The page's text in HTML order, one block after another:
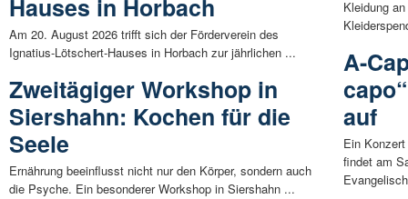
Hauses in Horbach
Am 20. August 2026 trifft sich der Förderverein des
Ignatius-Lötschert-Hauses in Horbach zur jährlichen ...
Zweitägiger Workshop in
Siershahn: Kochen für die
Seele
Ernährung beeinflusst nicht nur den Körper, sondern auch
die Psyche. Ein besonderer Workshop in Siershahn ...
Kleidung
A-
auf
Ein
findet am